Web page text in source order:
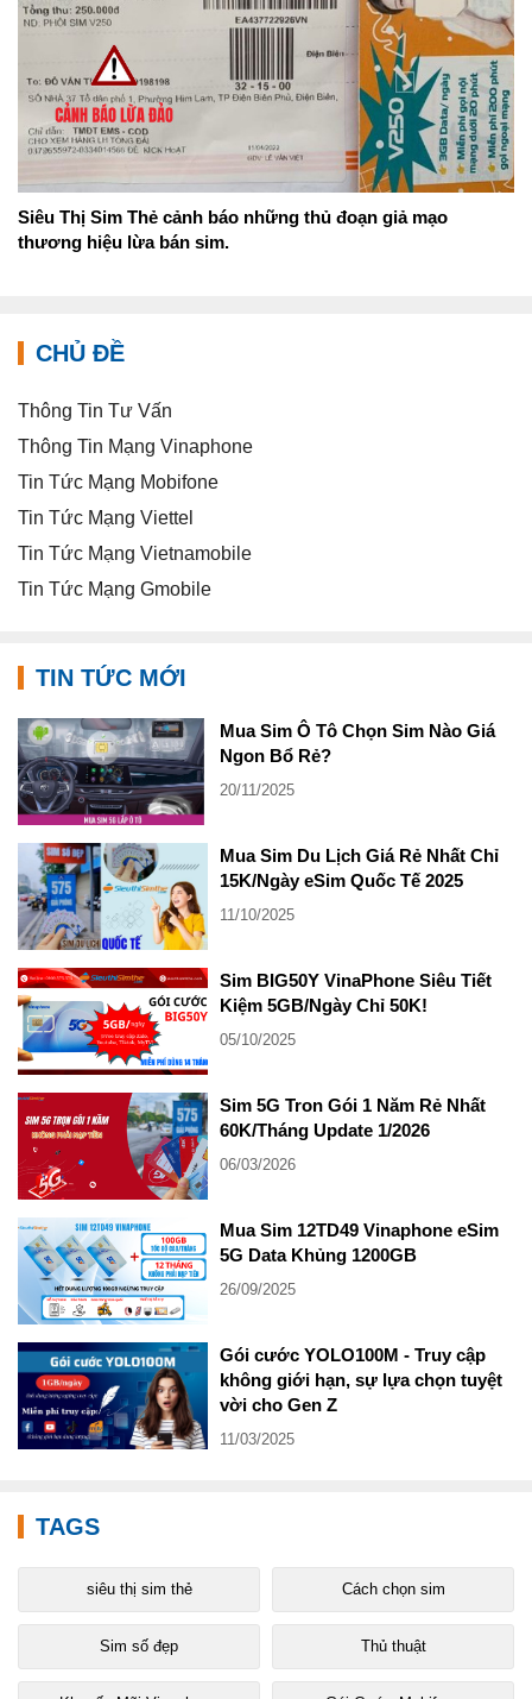
Siêu Thị Sim Thẻ cảnh báo những thủ đoạn giả mạo
thương hiệu lừa bán sim.
CHỦ ĐỀ
Thông Tin Tư Vấn
Thông Tin Mạng Vinaphone
Tin Tức Mạng Mobifone
Tin Tức Mạng Viettel
Tin Tức Mạng Vietnamobile
Tin Tức Mạng Gmobile
TIN TỨC MỚI
Mua Sim Ô Tô Chọn Sim Nào Giá
Ngon Bổ Rẻ?
20/11/2025
Mua Sim Du Lịch Giá Rẻ Nhất Chỉ
15K/Ngày eSim Quốc Tế 2025
11/10/2025
Sim BIG50Y VinaPhone Siêu Tiết
Kiệm 5GB/Ngày Chỉ 50K!
05/10/2025
Sim 5G Tron Gói 1 Năm Rẻ Nhất
60K/Tháng Update 1/2026
06/03/2026
Mua Sim 12TD49 Vinaphone eSim
5G Data Khủng 1200GB
26/09/2025
Gói cước YOLO100M - Truy cập
không giới hạn, sự lựa chọn tuyệt
vời cho Gen Z
11/03/2025
TAGS
siêu thị sim thẻ Cách chọn sim
Sim số đẹp Thủ thuật